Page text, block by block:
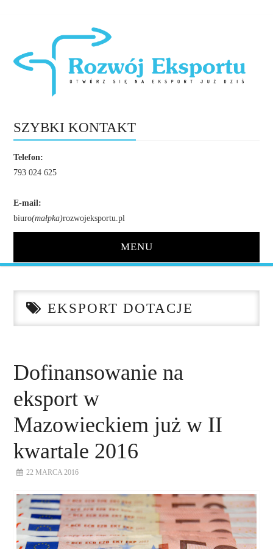
SZYBKI KONTAKT
Telefon:
793 024 625
E-mail:
biuro(małpka)rozwojeksportu.pl
MENU
O NAS
DORADZTWO
PROEXIO
EKSPORT DOTACJE
Dofinansowanie na
eksport w
Mazowieckiem już w II
kwartale 2016
22 MARCA 2016